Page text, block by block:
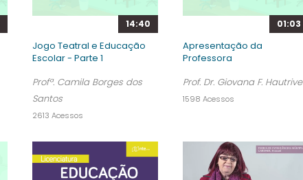
14:40
Jogo Teatral e Educação
Escolar - Parte 1
Profª. Camila Borges dos
Santos
2613 Acessos
01:03
Apresentação da
Professora
Prof. Dr. Giovana F. Hautrive
1598 Acessos